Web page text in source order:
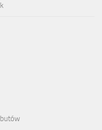
butów